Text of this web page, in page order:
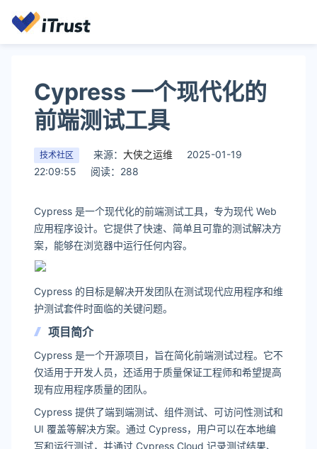
Cypress 一个现代化的
前端测试工具
技术社区 来源： 大侠之运维
2025-01-19
22:09:55
阅读：288
Cypress 是一个现代化的前端测试工具，专为现代 Web
应用程序设计。它提供了快速、简单且可靠的测试解决方
案，能够在浏览器中运行任何内容。
Cypress 的目标是解决开发团队在测试现代应用程序和维
护测试套件时面临的关键问题。
项目简介
Cypress 是一个开源项目，旨在简化前端测试过程。它不
仅适用于开发人员，还适用于质量保证工程师和希望提高
现有应用程序质量的团队。
Cypress 提供了端到端测试、组件测试、可访问性测试和
UI 覆盖等解决方案。通过 Cypress，用户可以在本地编
写和运行测试，并通过 Cypress Cloud 记录测试结果、